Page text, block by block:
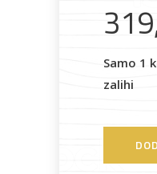
lakovi
Metalna
Samo 1
zalihi